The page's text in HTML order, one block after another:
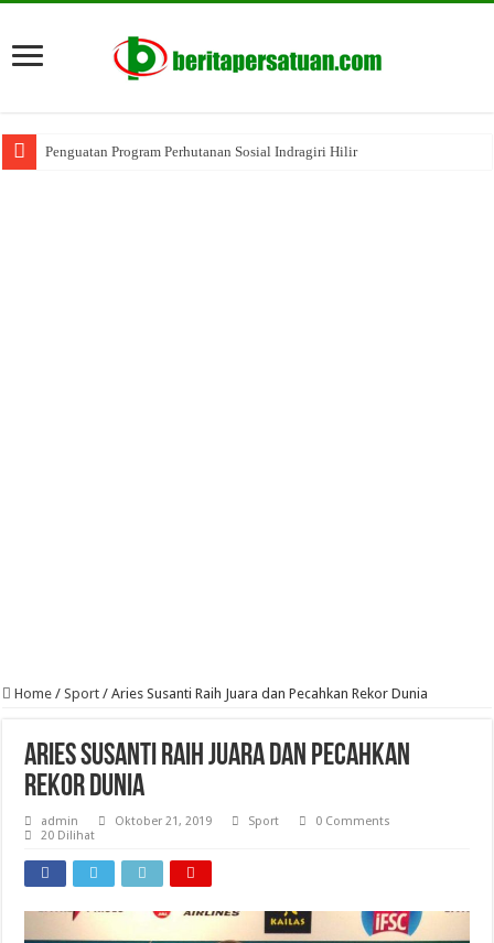
Penguatan Program Perhutanan Sosial Indragiri Hilir
Home / Sport / Aries Susanti Raih Juara dan Pecahkan Rekor Dunia
Aries Susanti Raih Juara dan Pecahkan
Rekor Dunia
admin Oktober 21, 2019 Sport
0 Comments
20 Dilihat